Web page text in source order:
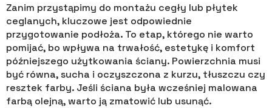
Zanim przystąpimy do montażu cegły lub płytek
ceglanych, kluczowe jest odpowiednie
przygotowanie podłoża. To etap, którego nie warto
pomijać, bo wpływa na trwałość, estetykę i komfort
późniejszego użytkowania ściany. Powierzchnia musi
być równa, sucha i oczyszczona z kurzu, tłuszczu czy
resztek farby. Jeśli ściana była wcześniej malowana
farbą olejną, warto ją zmatowić lub usunąć.